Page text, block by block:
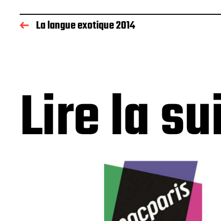
La langue exotique 2014
Lire la